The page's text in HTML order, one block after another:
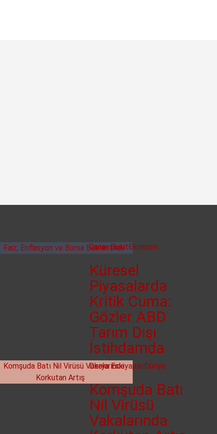
Caner BulutEkonomi
Küresel
Piyasalarda
Kritik Cuma:
Gözler ABD
Tarım Dışı
İstihdamda
Derya EskiyapanDünya
Komşuda Batı
Nil Virüsü
Vakalarında